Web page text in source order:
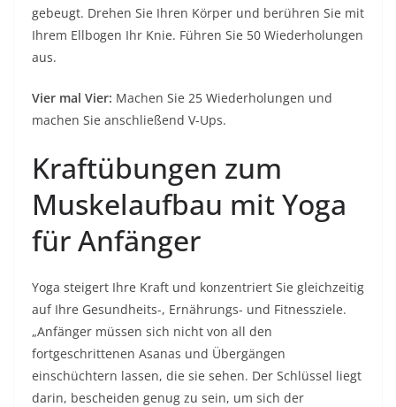
gebeugt. Drehen Sie Ihren Körper und berühren Sie mit
Ihrem Ellbogen Ihr Knie. Führen Sie 50 Wiederholungen
aus.
Vier mal Vier: Machen Sie 25 Wiederholungen und
machen Sie anschließend V-Ups.
Kraftübungen zum
Muskelaufbau mit Yoga
für Anfänger
Yoga steigert Ihre Kraft und konzentriert Sie gleichzeitig
auf Ihre Gesundheits-, Ernährungs- und Fitnessziele.
„Anfänger müssen sich nicht von all den
fortgeschrittenen Asanas und Übergängen
einschüchtern lassen, die sie sehen. Der Schlüssel liegt
darin, bescheiden genug zu sein, um sich der